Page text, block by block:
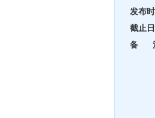
发布
截止日
备